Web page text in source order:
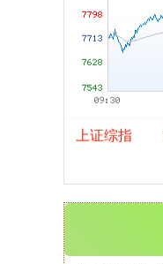
期指IC0
上证综指